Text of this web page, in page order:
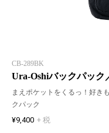
CB-289BK
Ura-Oshiバックパック
まえポケットをくるっ！好き
クパック
¥9,400 + 税